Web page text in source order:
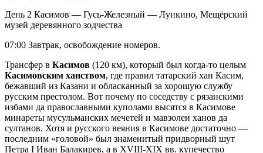
День 2 Касимов — Гусь-Железный — Лункино, Мещёрский
музей деревянного зодчества
07:00 Завтрак, освобождение номеров.
Трансфер в Касимов (120 км), который был когда-то целым
Касимовским ханством, где правил татарский хан Касим,
бежавший из Казани и обласканный за хорошую службу
русским престолом. Вот почему по соседству с рязанскими
избами да православными куполами высятся в Касимове
минареты мусульманских мечетей и мавзолеи ханов да
султанов. Хотя и русского веяния в Касимове достаточно —
последним «головой» был знаменитый придворный шут
Петра I Иван Балакирев, а в XVIII-XIX вв. купечество